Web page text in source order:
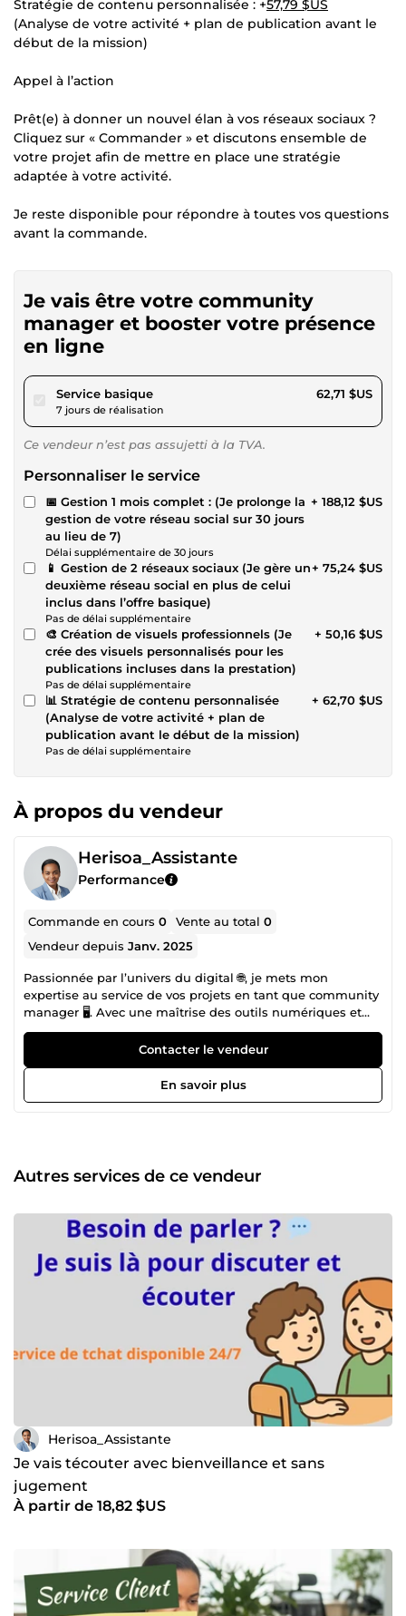
Stratégie de contenu personnalisée : +57,79 $US
(Analyse de votre activité + plan de publication avant le
début de la mission)
Appel à l’action
Prêt(e) à donner un nouvel élan à vos réseaux sociaux ?
Cliquez sur « Commander » et discutons ensemble de
votre projet afin de mettre en place une stratégie
adaptée à votre activité.
Je reste disponible pour répondre à toutes vos questions
avant la commande.
Je vais être votre community
manager et booster votre présence
en ligne
Service basiquepour 57,79 $US
7 jours de réalisation
62,71 $US
Ce vendeur n’est pas assujetti à la TVA.
Personnaliser le service
📅 Gestion 1 mois complet : (Je prolonge la
gestion de votre réseau social sur 30 jours
au lieu de 7)
Délai supplémentaire de 30 jours
+ 188,12 $US
📱 Gestion de 2 réseaux sociaux (Je gère un
deuxième réseau social en plus de celui
inclus dans l’offre basique)
Pas de délai supplémentaire
+ 75,24 $US
🎨 Création de visuels professionnels (Je
crée des visuels personnalisés pour les
publications incluses dans la prestation)
Pas de délai supplémentaire
+ 50,16 $US
📊 Stratégie de contenu personnalisée
(Analyse de votre activité + plan de
publication avant le début de la mission)
Pas de délai supplémentaire
+ 62,70 $US
À propos du vendeur
Herisoa_Assistante
Performance
Commande en cours0 Vente au total0
Vendeur depuisJanv. 2025
Passionnée par l’univers du digital 🌐, je mets mon
expertise au service de vos projets en tant que community
manager 🖥️. Avec une maîtrise des outils numériques et
des réseaux sociaux 📋, je vous accompagne dans la
gestion quotidienne de vos tâches pour vous faire gagner
du temps et de l’efficacité ⏱️. Polyvalente et minutieuse ✍️,
j’excelle dans la saisie de données 📊, garantissant un
travail précis et rapide. La rédaction web est également
d’un travail de qualité, livré dans les délais impartis 📅,
avec une approche toujours orientée vers vos objectifs 🎯.
Contacter le vendeur
En savoir plus
Autres services de ce vendeur
Herisoa_Assistante
Je vais técouter avec bienveillance et sans
jugement
À partir de 18,82 $US